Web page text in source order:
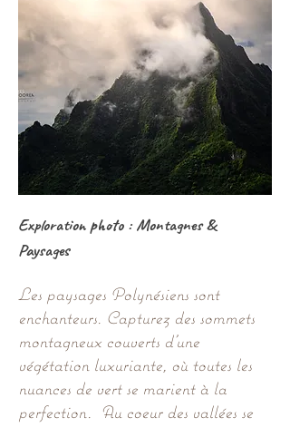
Exploration photo : Montagnes &
Paysages
Les paysages Polynésiens sont
enchanteurs. Capturez des sommets
montagneux couverts d’une
végétation luxuriante, où toutes les
nuances de vert se marient à la
perfection. Au coeur des vallées se